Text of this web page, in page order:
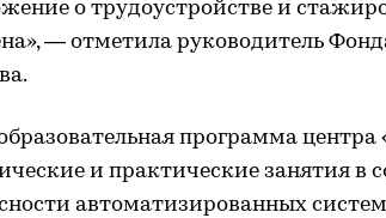
о трудоустройстве и
— отметила руководитель
программа
и практические занятия в
автоматизированных